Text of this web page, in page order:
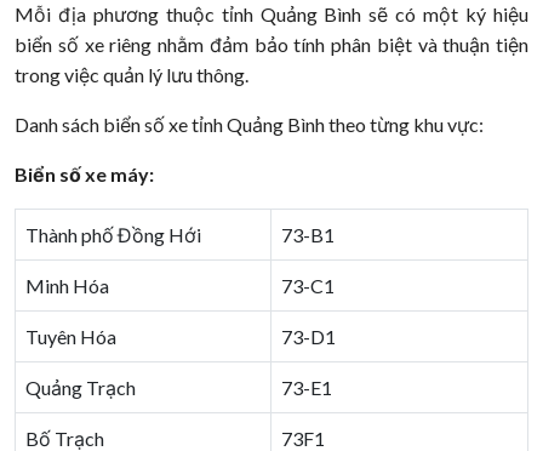
Mỗi địa phương thuộc tỉnh Quảng Bình sẽ có một ký hiệu
biển số xe riêng nhằm đảm bảo tính phân biệt và thuận tiện
trong việc quản lý lưu thông.
Danh sách biển số xe tỉnh Quảng Bình theo từng khu vực:
Biển số xe máy:
Thành phố Đồng Hới 73-B1
Minh Hóa 73-C1
Tuyên Hóa 73-D1
Quảng Trạch 73-E1
Bố Trạch 73F1